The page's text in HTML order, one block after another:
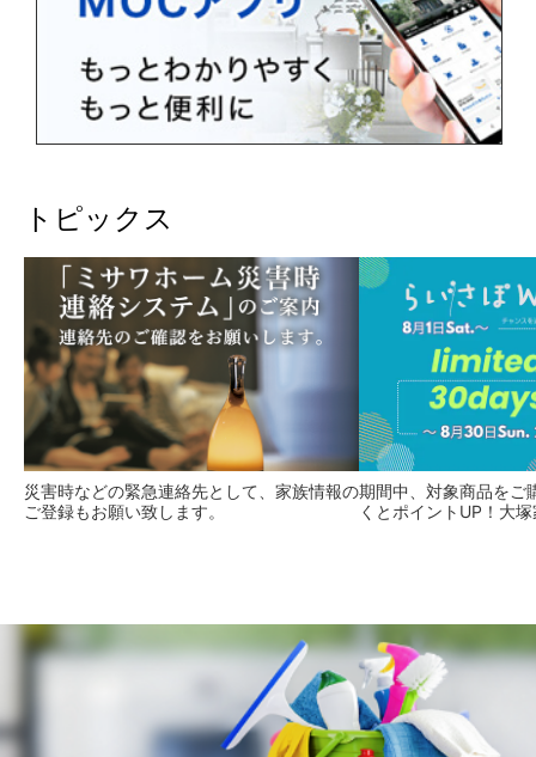
AI住まいの自動運転「生活サポートサービス」サービス終了の
ご案内
「健康リスク予報」サービス終了のご案内
トピックス
災害時などの緊急連絡先として、家族情報の
ご登録もお願い致します。
期間中、対象商品をご
くとポイントUP！大